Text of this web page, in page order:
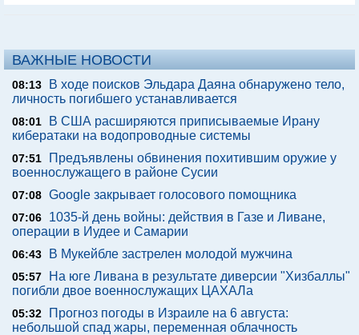
ВАЖНЫЕ НОВОСТИ
08:13
В ходе поисков Эльдара Даяна обнаружено тело,
личность погибшего устанавливается
08:01
В США расширяются приписываемые Ирану
кибератаки на водопроводные системы
07:51
Предъявлены обвинения похитившим оружие у
военнослужащего в районе Сусии
07:08 Google закрывает голосового помощника
07:06
1035-й день войны: действия в Газе и Ливане,
операции в Иудее и Самарии
06:43 В Мукейбле застрелен молодой мужчина
05:57
На юге Ливана в результате диверсии "Хизбаллы"
погибли двое военнослужащих ЦАХАЛа
05:32
Прогноз погоды в Израиле на 6 августа:
небольшой спад жары, переменная облачность